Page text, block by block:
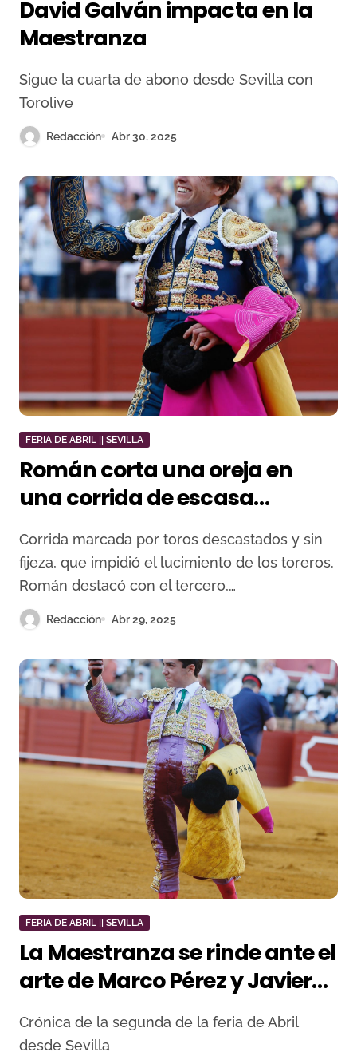
David Galván impacta en la
Maestranza
Sigue la cuarta de abono desde Sevilla con
Torolive
Redacción Abr 30, 2025
FERIA DE ABRIL || SEVILLA
Román corta una oreja en
una corrida de escasa
transmisión
Corrida marcada por toros descastados y sin
fijeza, que impidió el lucimiento de los toreros.
Román destacó con el tercero,…
Redacción Abr 29, 2025
FERIA DE ABRIL || SEVILLA
La Maestranza se rinde ante el
arte de Marco Pérez y Javier
Zulueta
Crónica de la segunda de la feria de Abril
desde Sevilla